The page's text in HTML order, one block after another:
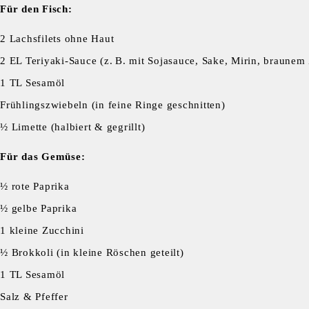
Für den Fisch:
2 Lachsfilets ohne Haut
2 EL Teriyaki-Sauce (z. B. mit Sojasauce, Sake, Mirin, braunem
1 TL Sesamöl
Frühlingszwiebeln (in feine Ringe geschnitten)
½ Limette (halbiert & gegrillt)
Für das Gemüse:
½ rote Paprika
½ gelbe Paprika
1 kleine Zucchini
½ Brokkoli (in kleine Röschen geteilt)
1 TL Sesamöl
Salz & Pfeffer